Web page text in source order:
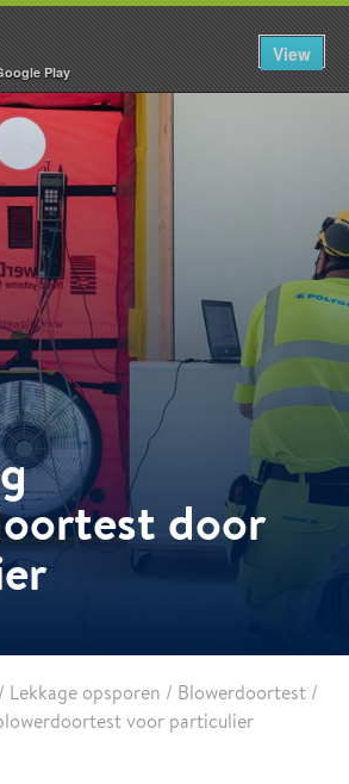
door
/ Lekkage opsporen / Blowerdoortest /
voor particulier
Play
View